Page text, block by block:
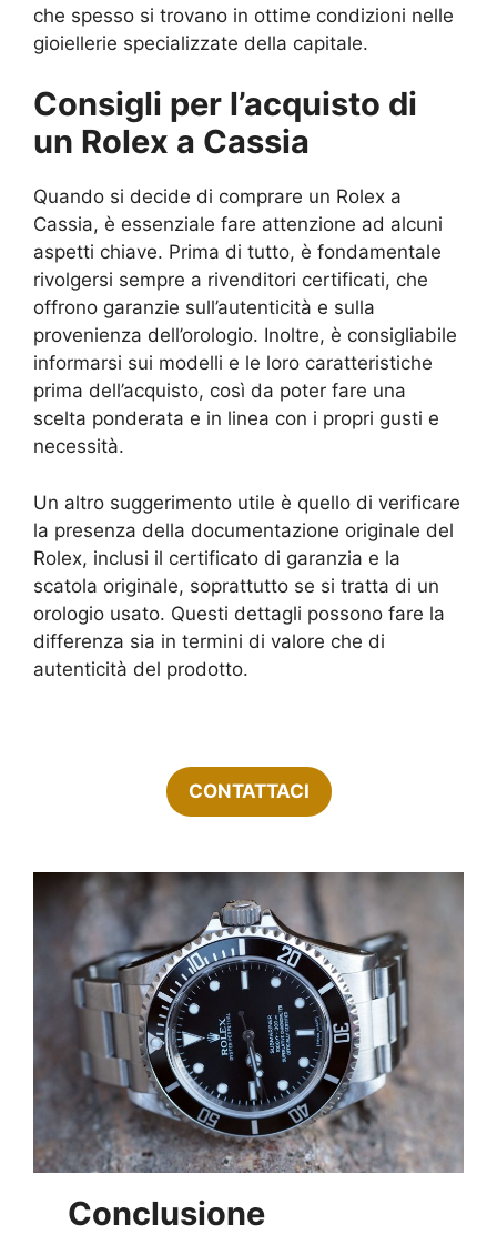
che spesso si trovano in ottime condizioni nelle
gioiellerie specializzate della capitale.
Consigli per l’acquisto di
un Rolex a Cassia
Quando si decide di comprare un Rolex a
Cassia, è essenziale fare attenzione ad alcuni
aspetti chiave. Prima di tutto, è fondamentale
rivolgersi sempre a rivenditori certificati, che
offrono garanzie sull’autenticità e sulla
provenienza dell’orologio. Inoltre, è consigliabile
informarsi sui modelli e le loro caratteristiche
prima dell’acquisto, così da poter fare una
scelta ponderata e in linea con i propri gusti e
necessità.
Un altro suggerimento utile è quello di verificare
la presenza della documentazione originale del
Rolex, inclusi il certificato di garanzia e la
scatola originale, soprattutto se si tratta di un
orologio usato. Questi dettagli possono fare la
differenza sia in termini di valore che di
autenticità del prodotto.
CONTATTACI
Conclusione